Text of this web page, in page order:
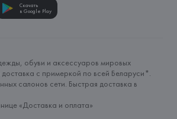
Скачать
в Google Play
обуви и аксессуаров мировых
с примеркой по всей Беларуси*.
салонов сети. Быстрая доставка в
«Доставка и оплата»